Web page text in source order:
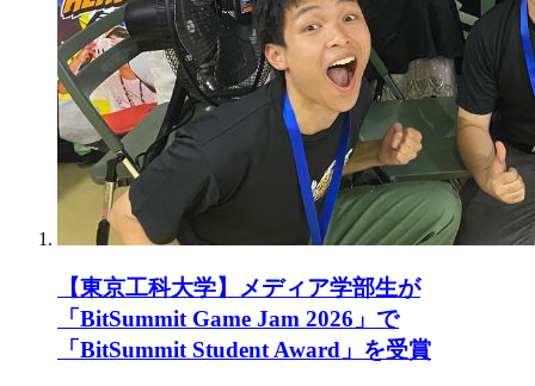
【東京工科大学】メディア学部生が
「BitSummit Game Jam 2026」で
「BitSummit Student Award」を受賞